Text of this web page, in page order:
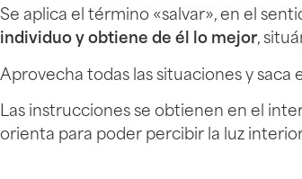
Se aplica el término «salvar», en el
individuo y obtiene de él lo mejor,
Aprovecha todas las situaciones y
Las instrucciones se obtienen en el
orienta para poder percibir la luz